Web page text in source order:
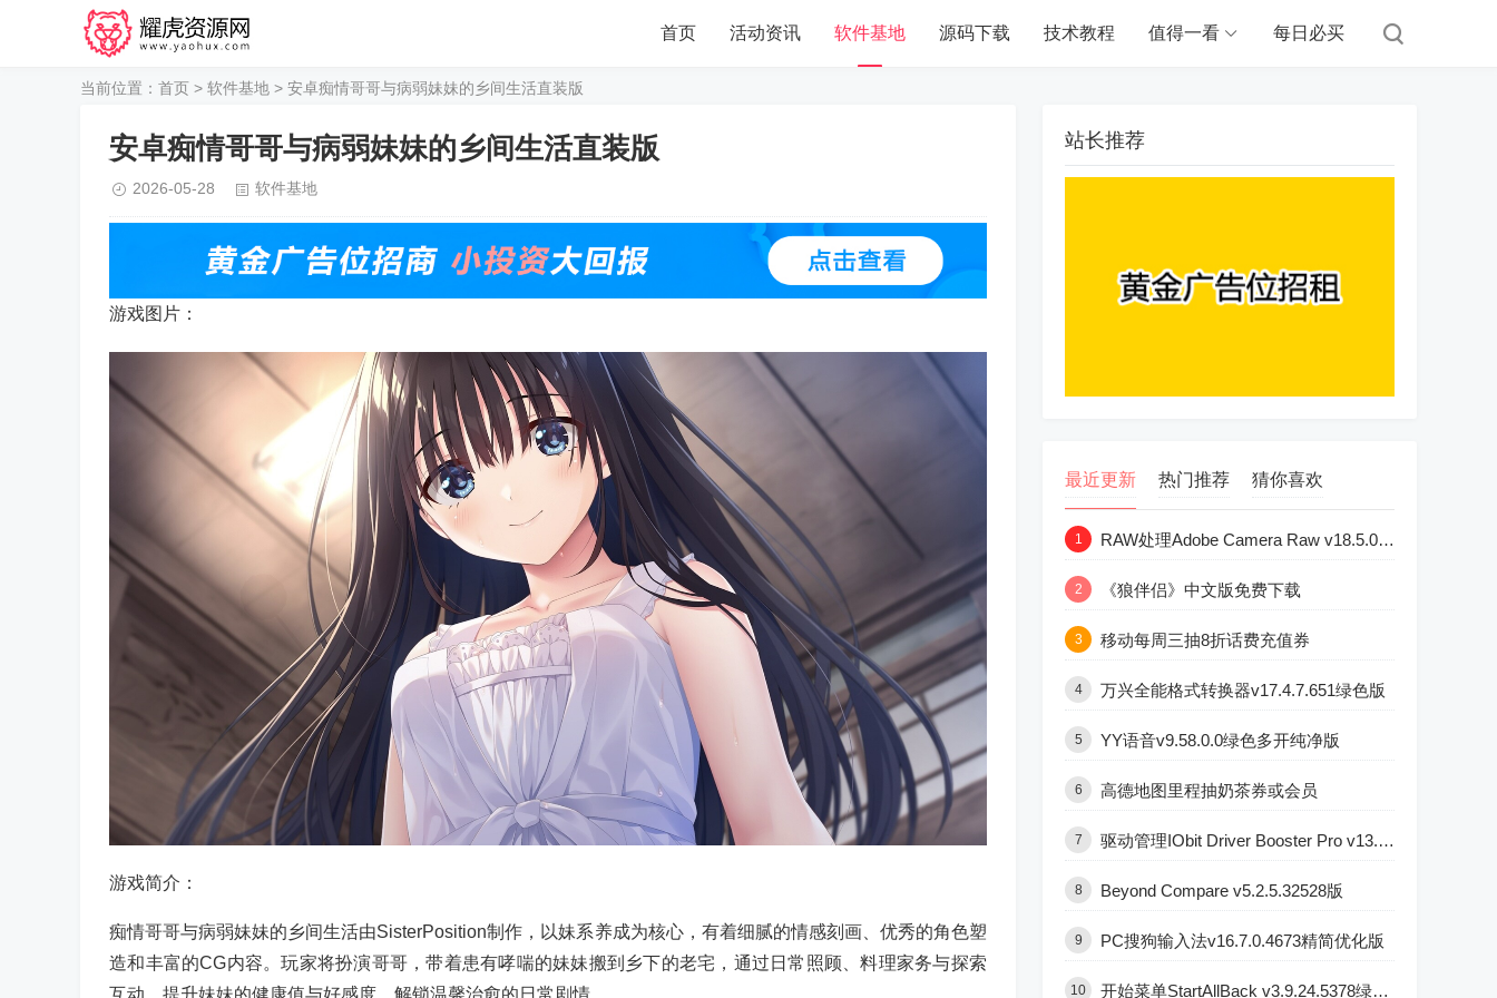
首页 活动资讯 软件基地 源码下载 技术教程 值得一看 每日必买
当前位置： 首页 > 软件基地 > 安卓痴情哥哥与病弱妹妹的乡间生活直装版
安卓痴情哥哥与病弱妹妹的乡间生活直装版
2026-05-28 软件基地
游戏图片：
游戏简介：
痴情哥哥与病弱妹妹的乡间生活由SisterPosition制作，以妹系养成为核心，有着细腻的情感刻画、优秀的角色塑
造和丰富的CG内容。玩家将扮演哥哥，带着患有哮喘的妹妹搬到乡下的老宅，通过日常照顾、料理家务与探索
站长推荐
最近更新 热门推荐 猜你喜欢
1 RAW处理Adobe Camera Raw v18.5.0中文版
2 《狼伴侣》中文版免费下载
3 移动每周三抽8折话费充值券
4 万兴全能格式转换器v17.4.7.651绿色版
5 YY语音v9.58.0.0绿色多开纯净版
6 高德地图里程抽奶茶券或会员
7 驱动管理IObit Driver Booster Pro v13.6.0.438便携版
8 Beyond Compare v5.2.5.32528版
9 PC搜狗输入法v16.7.0.4673精简优化版
10 开始菜单StartAllBack v3.9.24.5378绿色版